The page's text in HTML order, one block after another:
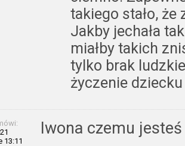
takiego stało, że
Jakby jechała
miałby takich
tylko brak
życzenie
13:11
Iwona czemu